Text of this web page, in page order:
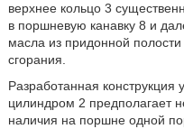
верхнее кольцо 3
в поршневую канавку 8 и
масла из придонной
сгорания.
Разработанная
цилиндром 2 предполагает
наличия на поршне одной